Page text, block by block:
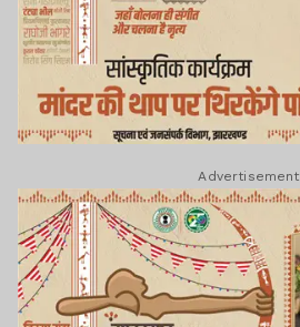
Advertisement